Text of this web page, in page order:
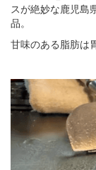
スが絶妙な鹿児島
品。
甘味のある脂肪は